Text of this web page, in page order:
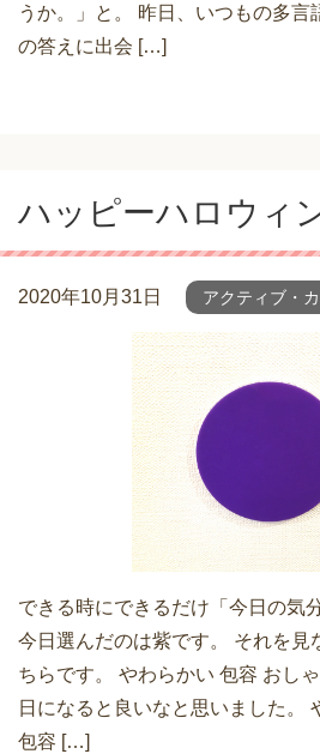
うか。」と。 昨日、いつもの多言
の答えに出会 […]
ハッピーハロウィ
2020年10月31日 アクティブ・
できる時にできるだけ「今日の気
今日選んだのは紫です。 それを見
ちらです。 やわらかい 包容 おし
日になると良いなと思いました。
包容 […]